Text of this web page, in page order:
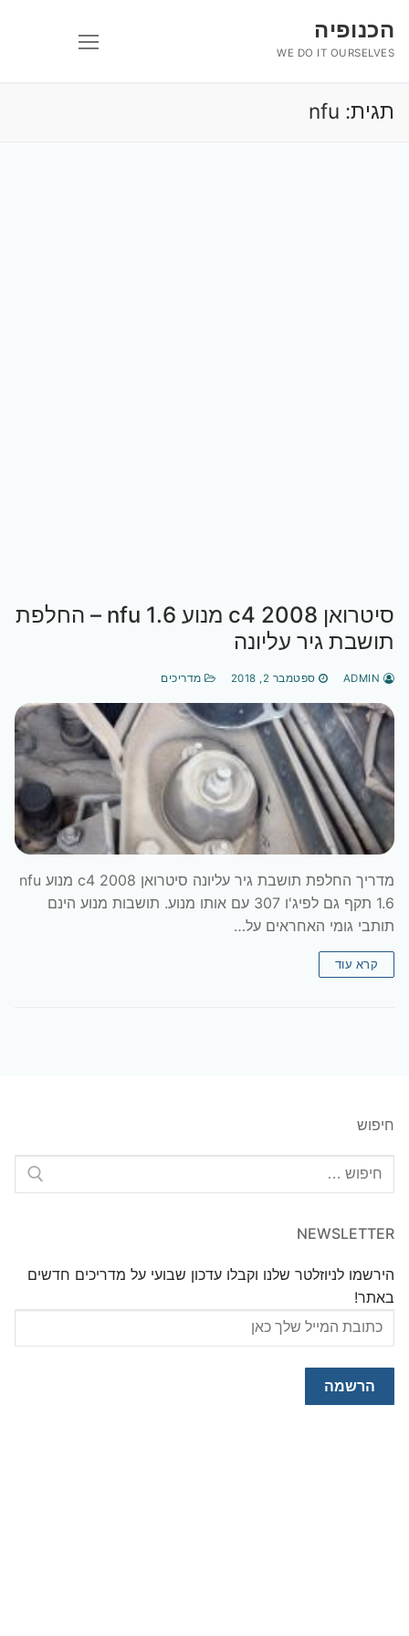
לתוכןהכנופיה
WE DO IT OURSELVES
תגית: nfu
סיטרואן c4 2008 מנוע 1.6 nfu – החלפת
תושבת גיר עליונה
ספטמבר 2, 2018 מדריכים
מדריך החלפת תושבת גיר עליונה סיטרואן 2008 c4 מנוע nfu
1.6 תקף גם לפיג'ו 307 עם אותו מנוע. תושבות מנוע הינם
תותבי גומי האחראים על…
קרא עוד
חיפוש
חפש:
NEWSLETTER
הירשמו לניוזלטר שלנו וקבלו עדכון שבועי על מדריכים חדשים
באתר!